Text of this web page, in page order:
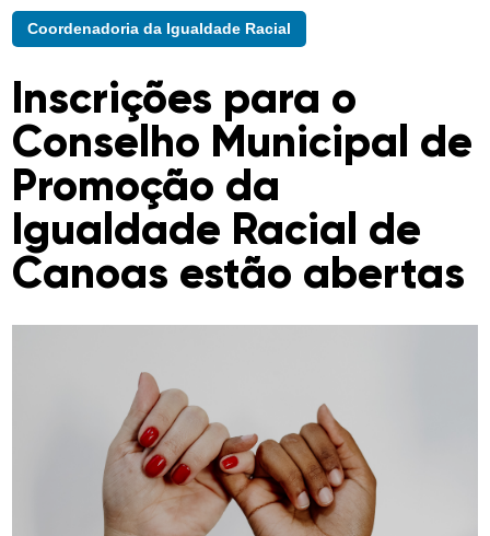
Coordenadoria da Igualdade Racial
Inscrições para o
Conselho Municipal de
Promoção da
Igualdade Racial de
Canoas estão abertas